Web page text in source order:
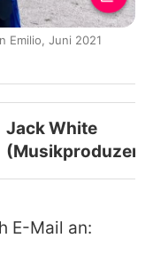
Emilio, Juni 2021
Jack White
E-Mail an: